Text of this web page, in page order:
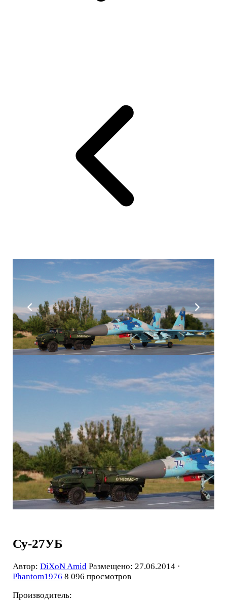
Су-27УБ
Автор: DiXoN Amid Размещено: 27.06.2014 ·
Phantom1976 8 096 просмотров
Производитель: